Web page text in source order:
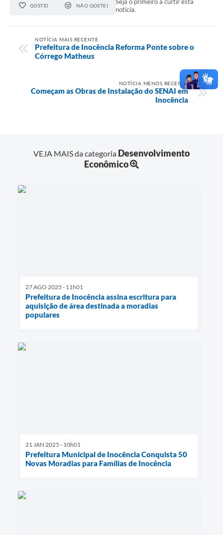
GOSTEI NÃO GOSTEI
Seja o primeiro a curtir esta
notícia.
NOTÍCIA MAIS RECENTE
Prefeitura de Inocência Reforma Ponte sobre o
Córrego Matheus
NOTÍCIA MENOS RECENTE
Começam as Obras de Instalação do SENAI em
Inocência
VEJA MAIS da categoria Desenvolvimento
Econômico
27 AGO 2025 - 11h01
Prefeitura de Inocência assina escritura para
aquisição de área destinada a moradias
populares
21 JAN 2025 - 10h01
Prefeitura Municipal de Inocência Conquista 50
Novas Moradias para Famílias de Inocência